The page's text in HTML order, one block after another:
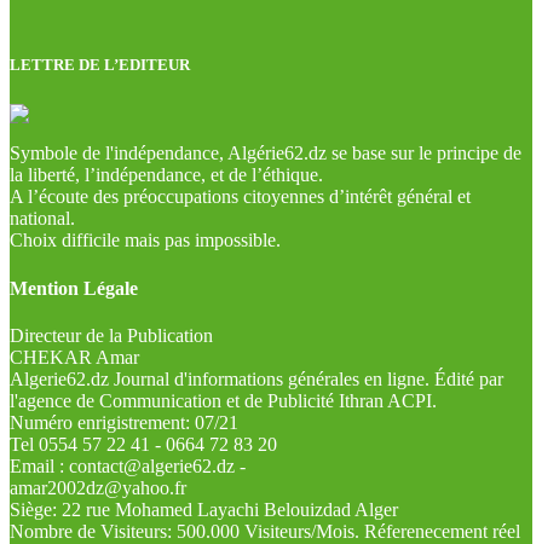
LETTRE DE L’EDITEUR
Symbole de l'indépendance, Algérie62.dz se base sur le principe de
la liberté, l’indépendance, et de l’éthique.
A l’écoute des préoccupations citoyennes d’intérêt général et
national.
Choix difficile mais pas impossible.
Mention Légale
Directeur de la Publication
CHEKAR Amar
Algerie62.dz Journal d'informations générales en ligne. Édité par
l'agence de Communication et de Publicité Ithran ACPI.
Numéro enrigistrement: 07/21
Tel 0554 57 22 41 - 0664 72 83 20
Email : contact@algerie62.dz -
amar2002dz@yahoo.fr
Siège: 22 rue Mohamed Layachi Belouizdad Alger
Nombre de Visiteurs: 500.000 Visiteurs/Mois. Réferenecement réel